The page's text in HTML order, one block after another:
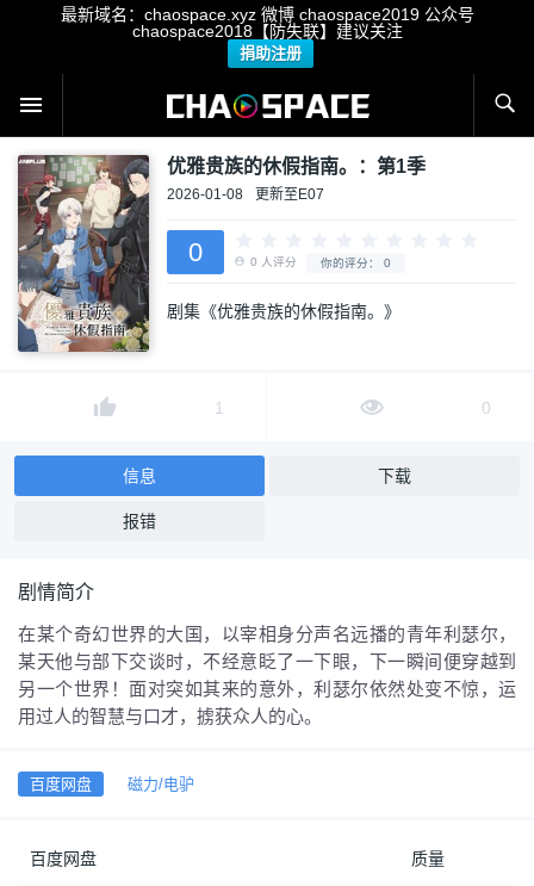
最新域名：chaospace.xyz 微博 chaospace2019 公众号
chaospace2018【防失联】建议关注
捐助注册
优雅贵族的休假指南。：第1季
2026-01-08 更新至E07
0
剧集《优雅贵族的休假指南。》
1 0
信息 下载
报错
剧情简介
在某个奇幻世界的大国，以宰相身分声名远播的青年利瑟尔，
某天他与部下交谈时，不经意眨了一下眼，下一瞬间便穿越到
另一个世界！面对突如其来的意外，利瑟尔依然处变不惊，运
用过人的智慧与口才，掳获众人的心。
百度网盘 磁力/电驴
百度网盘 质量